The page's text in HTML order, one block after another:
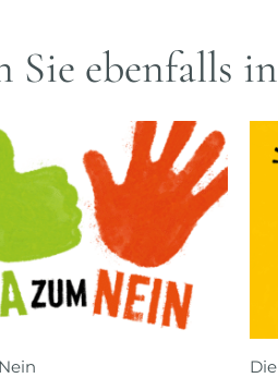
Sie ebenfalls